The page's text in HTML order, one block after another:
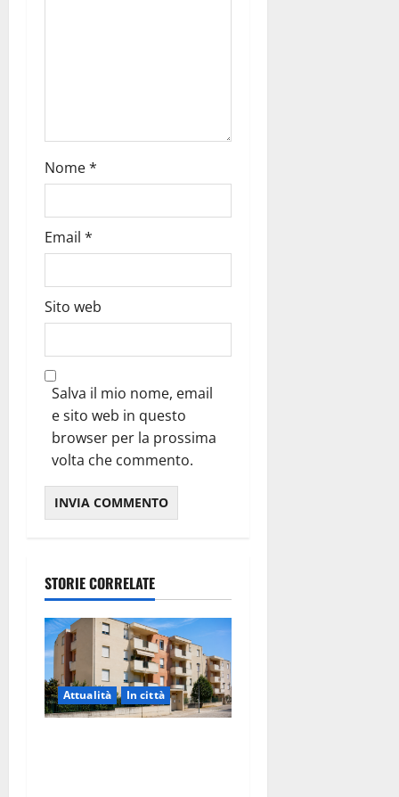
Nome*
Email *
Sito web
Salva il mio nome, email
e sito web in questo
browser per la prossima
volta che commento.
STORIE CORRELATE
Attualità In città